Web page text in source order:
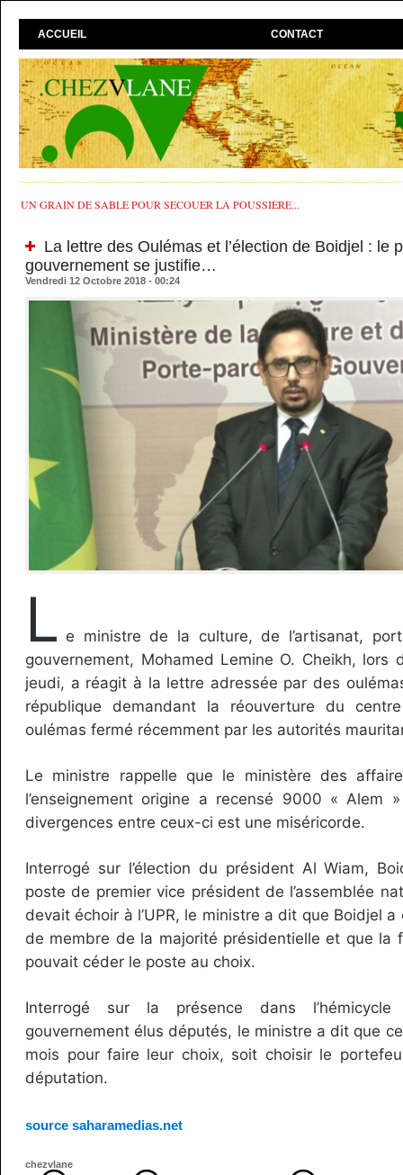
ACCUEIL CONTACT
UN GRAIN DE SABLE POUR SECOUER LA POUSSIÈRE...
La lettre des Oulémas et l’élection de Boidjel : le
gouvernement se justifie…
Vendredi 12 Octobre 2018 - 00:24
L e ministre de la culture, de l’artisanat,
gouvernement, Mohamed Lemine O. Cheikh, lors
jeudi, a réagit à la lettre adressée par des
république demandant la réouverture du
oulémas fermé récemment par les autorités
Le ministre rappelle que le ministère des
l’enseignement origine a recensé 9000 « Alem
divergences entre ceux-ci est une miséricorde.
Interrogé sur l’élection du président Al Wiam,
poste de premier vice président de l’assemblée
devait échoir à l’UPR, le ministre a dit que Boidjel
de membre de la majorité présidentielle et que la
pouvait céder le poste au choix.
Interrogé sur la présence dans
gouvernement élus députés, le ministre a dit que
mois pour faire leur choix, soit choisir le
députation.
source saharamedias.net
chezvlane